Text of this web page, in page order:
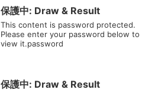
保護中: Draw & Result
This content is password protected.
Please enter your password below to
view it.password
保護中: Draw & Result